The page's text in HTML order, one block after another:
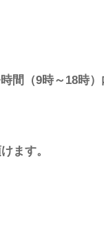
（9時～18時
ます。